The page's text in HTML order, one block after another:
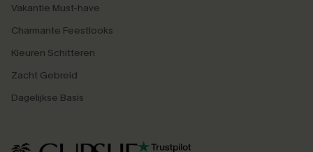
Vakantie Must-have
Charmante Feestlooks
Kleuren Schitteren
Zacht Gebreid
Dagelijkse Basis